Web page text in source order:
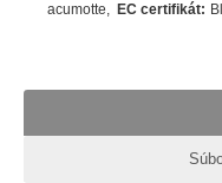
acumotte
EC certifikát: